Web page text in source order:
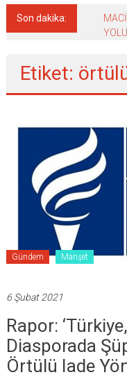
Son dakika:
Etiket:
Gündem Manşet
6 Şubat 2021
Rapor:
Diasporada
Örtülü Iade